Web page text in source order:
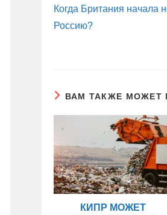
Когда Британия начала
Россию?
ВАМ ТАКЖЕ МОЖЕТ
КИПР МОЖЕТ